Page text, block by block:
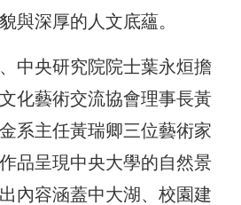
與深厚的人文底蘊。
中央研究院院士葉永烜擔
化藝術交流協會理事長黃
系主任黃瑞卿三位藝術家
品呈現中央大學的自然景
內容涵蓋中大湖、校園建